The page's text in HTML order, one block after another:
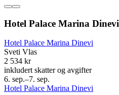
Hotel Palace Marina Dinevi
Hotel Palace Marina Dinevi
Sveti Vlas
2 534 kr
inkludert skatter og avgifter
6. sep.–7. sep.
Hotel Palace Marina Dinevi